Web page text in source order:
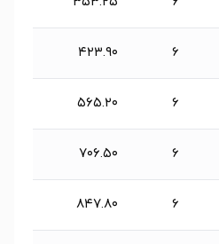
6 ۴۲۳.۹۰
6 ۵۶۵.۲۰
6 ۷۰۶.۵۰
6 ۸۴۷.۸۰